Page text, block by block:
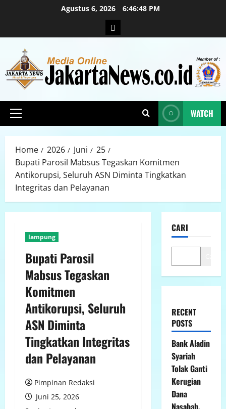
Agustus 6, 2026 6:46:49 PM
WATCH
Home 2026 Juni
25
Bupati Parosil Mabsus Tegaskan Komitmen
Antikorupsi, Seluruh ASN Diminta Tingkatkan
Integritas dan Pelayanan
lampung
Bupati Parosil
Mabsus Tegaskan
Komitmen
Antikorupsi, Seluruh
ASN Diminta
Tingkatkan Integritas
dan Pelayanan
Pimpinan Redaksi
Juni 25, 2026
CARI
RECENT
POSTS
Bank Aladin
Syariah
Tolak Ganti
Kerugian
Dana
Nasabah,